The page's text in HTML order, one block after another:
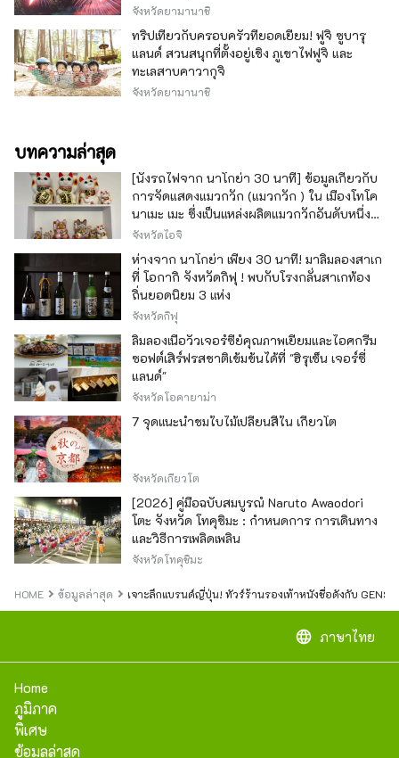
จังหวัดยามานาชิ
ทริปเที่ยวกับครอบครัวที่ยอดเยี่ยม! ฟูจิ ซูบารุ
แลนด์ สวนสนุกที่ตั้งอยู่เชิง ภูเขาไฟฟูจิ และ
ทะเลสาบคาวากุจิ
จังหวัดยามานาชิ
บทความล่าสุด
[นั่งรถไฟจาก นาโกย่า 30 นาที] ข้อมูลเกี่ยวกับ
การจัดแสดงแมวกวัก (แมวกวัก ) ใน เมืองโทโค
นาเมะ เมะ ซึ่งเป็นแหล่งผลิตแมวกวักอันดับหนึ่ง
ของญี่ปุ่น
จังหวัดไอจิ
ห่างจาก นาโกย่า เพียง 30 นาที! มาลิ้มลองสาเก
ที่ โอกากิ จังหวัดกิฟุ ! พบกับโรงกลั่นสาเกท้อง
ถิ่นยอดนิยม 3 แห่ง
จังหวัดกิฟุ
ลิ้มลองเนื้อวัวเจอร์ซีย์คุณภาพเยี่ยมและไอศกรีม
ซอฟต์เสิร์ฟรสชาติเข้มข้นได้ที่ "ฮิรุเซ็น เจอร์ซี่
แลนด์"
จังหวัดโอคายาม่า
7 จุดแนะนำชมใบไม้เปลี่ยนสีใน เกียวโต
จังหวัดเกียวโต
[2026] คู่มือฉบับสมบูรณ์ Naruto Awaodori
โตะ จังหวัด โทคุชิมะ : กำหนดการ การเดินทาง
และวิธีการเพลิดเพลิน
จังหวัดโทคุชิมะ
HOME ข้อมูลล่าสุด เจาะลึกแบรนด์ญี่ปุ่น! ทัวร์ร้านรองเท้าหนังชื่อดังกับ
language ภาษาไทย
Home
ภูมิภาค
พิเศษ
ข้อมูลล่าสุด